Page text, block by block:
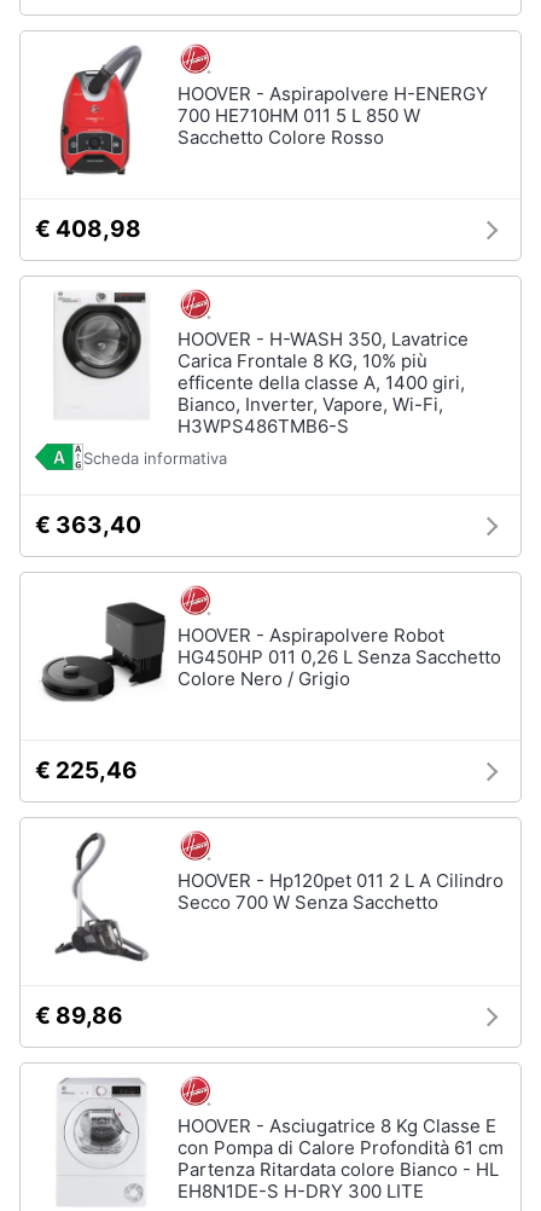
HOOVER - Aspirapolvere H-ENERGY
700 HE710HM 011 5 L 850 W
Sacchetto Colore Rosso
€ 408,98
HOOVER - H-WASH 350, Lavatrice
Carica Frontale 8 KG, 10% più
efficente della classe A, 1400 giri,
Bianco, Inverter, Vapore, Wi-Fi,
H3WPS486TMB6-S
Scheda informativa
€ 363,40
HOOVER - Aspirapolvere Robot
HG450HP 011 0,26 L Senza Sacchetto
Colore Nero / Grigio
€ 225,46
HOOVER - Hp120pet 011 2 L A Cilindro
Secco 700 W Senza Sacchetto
€ 89,86
HOOVER - Asciugatrice 8 Kg Classe E
con Pompa di Calore Profondità 61 cm
Partenza Ritardata colore Bianco - HL
EH8N1DE-S H-DRY 300 LITE